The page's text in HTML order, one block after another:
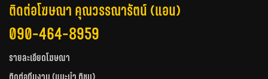
ติดต่อโฆษณา คุณวรรณารัตน์ (แอน)
090-464-8959
รายละเอียดโฆษณา